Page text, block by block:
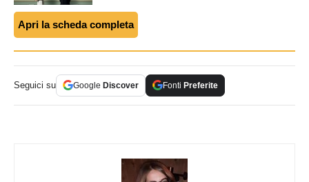
Apri la scheda completa
Seguici su Google Discover Fonti Preferite